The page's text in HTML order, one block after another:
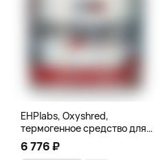
EHPlabs, Oxyshred,
термогенное средство для
сжигания жира, малиновое
освежение, 318 г (11,2 унции)
6 776 ₽